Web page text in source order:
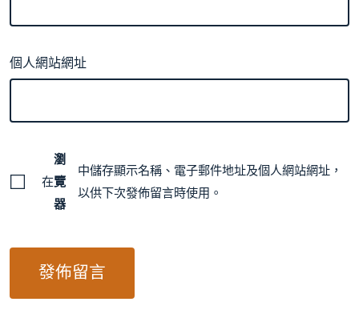
個人網站網址
在
瀏
覽
器
中儲存顯示名稱、電子郵件地址及個人網站網址，
以供下次發佈留言時使用。